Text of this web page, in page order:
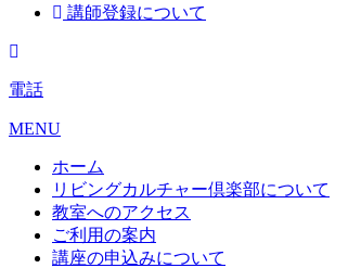
講師登録について
電話
MENU
ホーム
リビングカルチャー倶楽部について
教室へのアクセス
ご利用の案内
講座の申込みについて